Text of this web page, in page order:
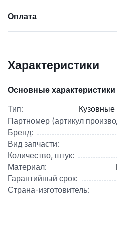
Оплата
Характеристики
Основные характеристики
Тип:
Кузовные
Партномер (артикул
Бренд:
Вид запчасти:
Количество, штук:
Материал:
Гарантийный срок:
Страна-изготовитель: